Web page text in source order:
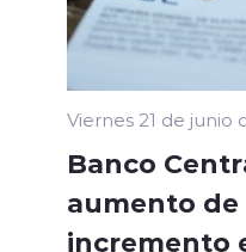
Viernes 21 de junio
Banco
aumento
incremento